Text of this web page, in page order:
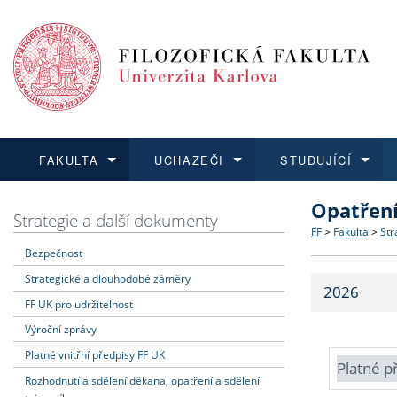
FAKULTA
Dozvědět se více
Struktura
Strategie
Fakultní
UCHAZEČI
Podat přihlášku
Co
Učitelské
STUDUJÍCÍ
Dozvědět se více
Dozvědět se více
O vědě a
Dozvědět se více
Aktuální
Strategie a další dokumenty
Bezpečnost
Strategické a dlouhodobé záměry
FF UK pro udržitelnost
Výroční zprávy
Platné vnitřní předpisy FF UK
Rozhodnutí a sdělení děkana, opatření a sdělení
FF > Fakulta >
2026
Platné